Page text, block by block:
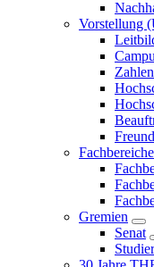
Vorstellung
Fachbereiche
Gremien
Senat